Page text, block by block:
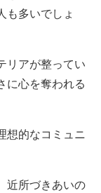
も多いでしょ
リアが整ってい
に心を奪われる
想的なコミュニ
近所づきあいの